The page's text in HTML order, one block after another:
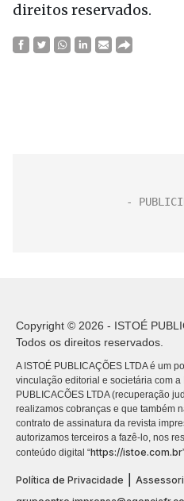
direitos reservados.
Copyright © 2026 - ISTOÉ
Todos os direitos reservados.
A ISTOÉ PUBLICAÇÕES LTDA é um
vinculação editorial e societária com a
PUBLICACÕES LTDA (recuperação
realizamos cobranças e que também
contrato de assinatura da revista
autorizamos terceiros a fazê-lo, nos
conteúdo digital “https://istoe.com.br
Política de Privacidade